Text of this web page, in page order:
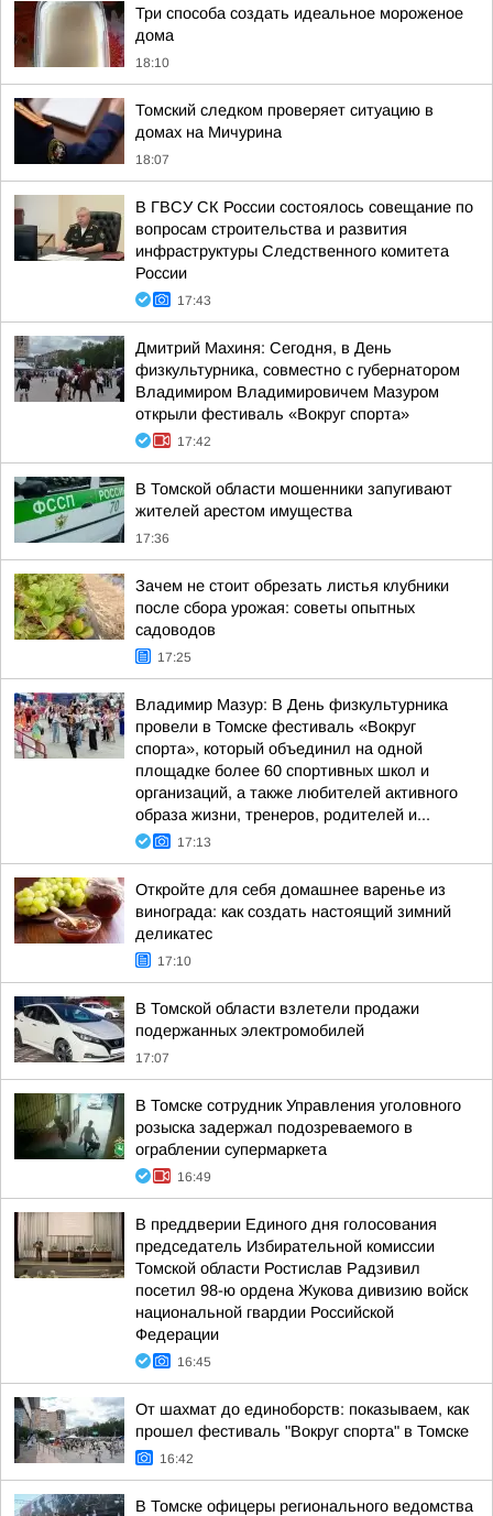
Три способа создать идеальное мороженое
дома
18:10
Томский следком проверяет ситуацию в
домах на Мичурина
18:07
В ГВСУ СК России состоялось совещание по
вопросам строительства и развития
инфраструктуры Следственного комитета
России
17:43
Дмитрий Махиня: Сегодня, в День
физкультурника, совместно с губернатором
Владимиром Владимировичем Мазуром
открыли фестиваль «Вокруг спорта»
17:42
В Томской области мошенники запугивают
жителей арестом имущества
17:36
Зачем не стоит обрезать листья клубники
после сбора урожая: советы опытных
садоводов
17:25
Владимир Мазур: В День физкультурника
провели в Томске фестиваль «Вокруг
спорта», который объединил на одной
площадке более 60 спортивных школ и
организаций, а также любителей активного
образа жизни, тренеров, родителей и...
17:13
Откройте для себя домашнее варенье из
винограда: как создать настоящий зимний
деликатес
17:10
В Томской области взлетели продажи
подержанных электромобилей
17:07
В Томске сотрудник Управления уголовного
розыска задержал подозреваемого в
ограблении супермаркета
16:49
В преддверии Единого дня голосования
председатель Избирательной комиссии
Томской области Ростислав Радзивил
посетил 98-ю ордена Жукова дивизию войск
национальной гвардии Российской
Федерации
16:45
От шахмат до единоборств: показываем, как
прошел фестиваль "Вокруг спорта" в Томске
16:42
В Томске офицеры регионального ведомства